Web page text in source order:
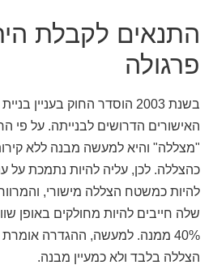
התנאים לקבלת
פרגולה
בשנת 2003 הוסדר החוק בעניין
האישורים הדרושים לבנייתה. על פי
"מצללה" והיא למעשה מבנה ללא
כהצללה. לכן, עליה להיות נתמכת על
להיות כמשטח הצללה מישורי,
שלה חייבים להיות מחולקים באופן
40% ממנה. למעשה, ההגדרה
הצללה בלבד ולא כמעיין מבנה.